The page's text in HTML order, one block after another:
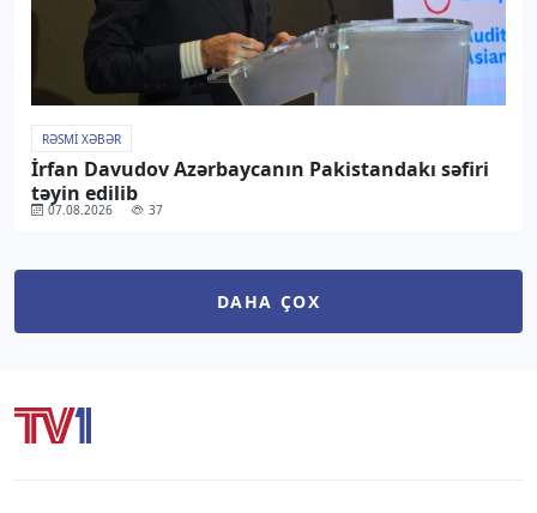
RƏSMI XƏBƏR
İrfan Davudov Azərbaycanın Pakistandakı səfiri
təyin edilib
07.08.2026 37
DAHA ÇOX